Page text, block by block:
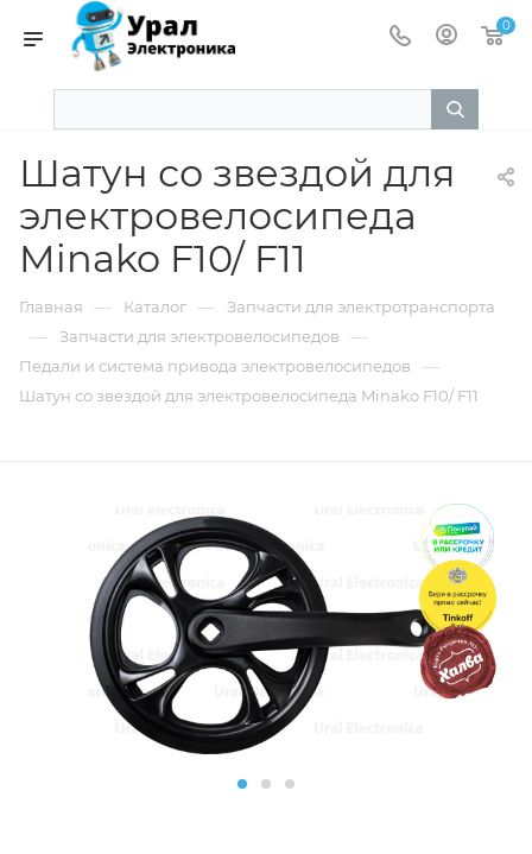
0
Шатун со звездой для
электровелосипеда
Minako F10/ F11
Главная — Каталог — Запчасти для электротранспорта
— Запчасти для электровелосипедов —
Педали и система привода электровелосипедов —
Шатун со звездой для электровелосипеда Minako F10/ F11